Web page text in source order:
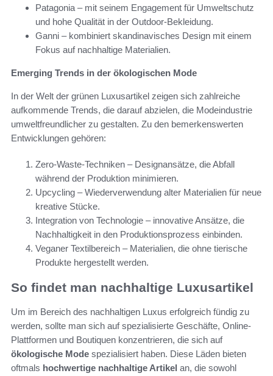
Patagonia – mit seinem Engagement für Umweltschutz
und hohe Qualität in der Outdoor-Bekleidung.
Ganni – kombiniert skandinavisches Design mit einem
Fokus auf nachhaltige Materialien.
Emerging Trends in der ökologischen Mode
In der Welt der grünen Luxusartikel zeigen sich zahlreiche
aufkommende Trends, die darauf abzielen, die Modeindustrie
umweltfreundlicher zu gestalten. Zu den bemerkenswerten
Entwicklungen gehören:
Zero-Waste-Techniken – Designansätze, die Abfall
während der Produktion minimieren.
Upcycling – Wiederverwendung alter Materialien für neue
kreative Stücke.
Integration von Technologie – innovative Ansätze, die
Nachhaltigkeit in den Produktionsprozess einbinden.
Veganer Textilbereich – Materialien, die ohne tierische
Produkte hergestellt werden.
So findet man nachhaltige Luxusartikel
Um im Bereich des nachhaltigen Luxus erfolgreich fündig zu
werden, sollte man sich auf spezialisierte Geschäfte, Online-
Plattformen und Boutiquen konzentrieren, die sich auf
ökologische Mode spezialisiert haben. Diese Läden bieten
oftmals hochwertige nachhaltige Artikel an, die sowohl